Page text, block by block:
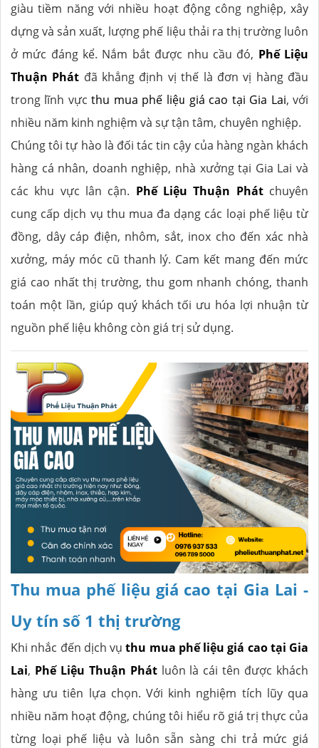
giàu tiềm năng với nhiều hoạt động công nghiệp, xây
dựng và sản xuất, lượng phế liệu thải ra thị trường luôn
ở mức đáng kể. Nắm bắt được nhu cầu đó, Phế Liệu
Thuận Phát đã khẳng định vị thế là đơn vị hàng đầu
trong lĩnh vựcthu mua phế liệu giá cao tại Gia Lai, với
nhiều năm kinh nghiệm và sự tận tâm, chuyên nghiệp.
Chúng tôi tự hào là đối tác tin cậy của hàng ngàn khách
hàng cá nhân, doanh nghiệp, nhà xưởng tại Gia Lai và
các khu vực lân cận. Phế Liệu Thuận Phát chuyên
cung cấp dịch vụ thu mua đa dạng các loại phế liệu từ
đồng, dây cáp điện, nhôm, sắt, inox cho đến xác nhà
xưởng, máy móc cũ thanh lý. Cam kết mang đến mức
giá cao nhất thị trường, thu gom nhanh chóng, thanh
toán một lần, giúp quý khách tối ưu hóa lợi nhuận từ
nguồn phế liệu không còn giá trị sử dụng.
Thu mua phế liệu giá cao tại Gia Lai -
Uy tín số 1 thị trường
Khi nhắc đến dịch vụthu mua phế liệu giá cao tại Gia
Lai, Phế Liệu Thuận Phátluôn là cái tên được khách
hàng ưu tiên lựa chọn. Với kinh nghiệm tích lũy qua
nhiều năm hoạt động, chúng tôi hiểu rõ giá trị thực của
từng loại phế liệu và luôn sẵn sàng chi trả mức giá